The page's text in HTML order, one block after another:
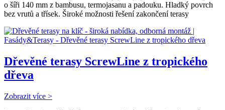
o šíři 140 mm z bambusu, termojasanu a padouku. Hladký povrch
bez vrutů a třísek. Široké možnosti řešení zakončení terasy
Dřevěné terasy ScrewLine z tropického
dřeva
Zobrazit více >